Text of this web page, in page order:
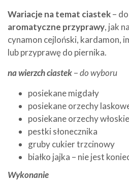
Wariacje na temat ciastek–
aromatyczne przyprawy, jak
cynamon cejloński, kardamon,
lub przyprawę do piernika.
na wierzch ciastek–do wyboru
posiekane migdały
posiekane orzechy
posiekane orzechy włoskie
pestki słonecznika
gruby cukier trzcinowy
białko jajka – nie jest
Wykonanie